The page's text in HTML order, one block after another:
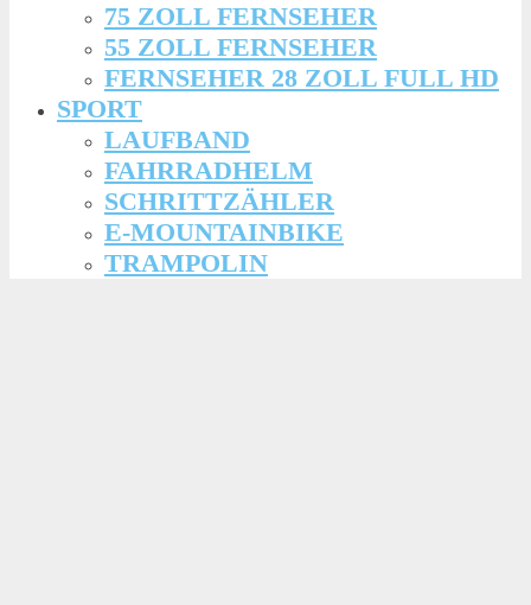
75 ZOLL FERNSEHER
55 ZOLL FERNSEHER
FERNSEHER 28 ZOLL FULL HD
SPORT
LAUFBAND
FAHRRADHELM
SCHRITTZÄHLER
E-MOUNTAINBIKE
TRAMPOLIN